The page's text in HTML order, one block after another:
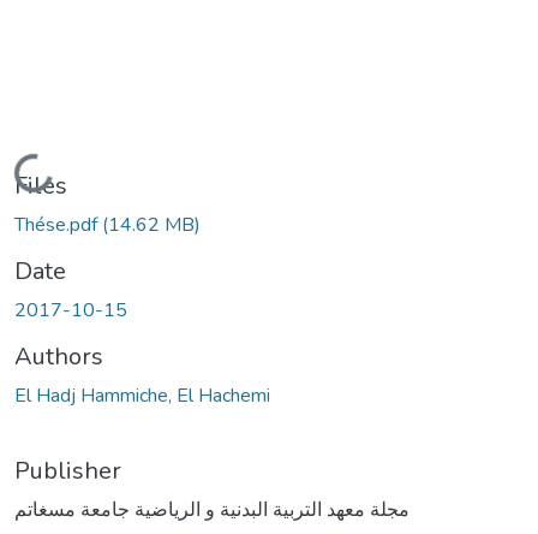
Loading...
Files
Thése.pdf(14.62 MB)
Date
2017-10-15
Authors
El Hadj Hammiche, El Hachemi
Publisher
مجلة معهد التربية البدنية و الرياضية جامعة مسغاتم